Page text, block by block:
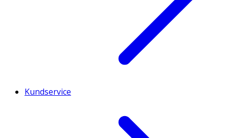
Kundservice